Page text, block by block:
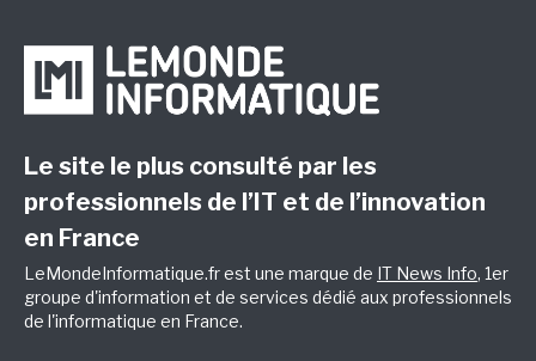
Le site le plus consulté par les
professionnels de l’IT et de l’innovation
en France
LeMondeInformatique.fr est une marque de IT News Info, 1er
groupe d'information et de services dédié aux professionnels
de l'informatique en France.